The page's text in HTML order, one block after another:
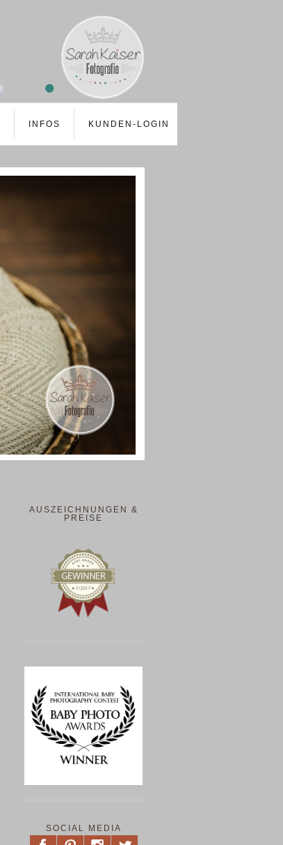
INFOS KUNDEN-LOGIN
AUSZEICHNUNGEN &
PREISE
SOCIAL MEDIA